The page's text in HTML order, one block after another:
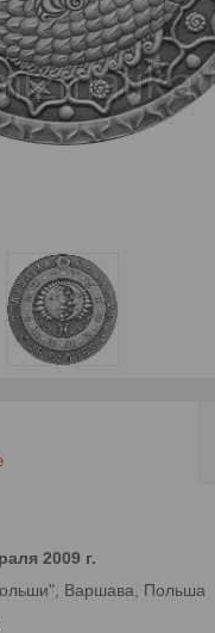
2009 г.
Варшава, Польша